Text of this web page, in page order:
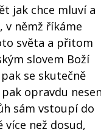
jak chce mluví a
v němž říkáme
světa a přitom
slovem Boží
se skutečně
opravdu
sám vstoupí do
než dosud,